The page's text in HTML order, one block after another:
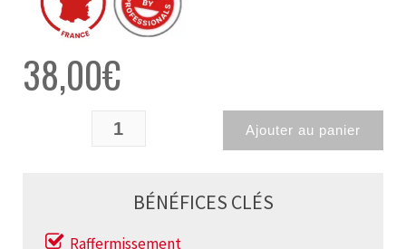
38,00€
Ajouter au panier
BÉNÉFICES CLÉS
Raffermissement